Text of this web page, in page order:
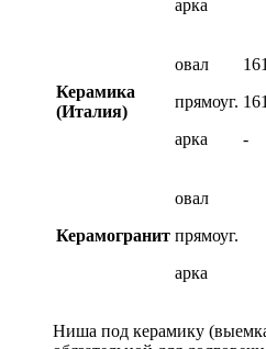
арка
Керамика
(Италия)
овал
прямоуг.
арка
-
Керамогранит
овал
прямоуг.
арка
Ниша под керамику (выемка